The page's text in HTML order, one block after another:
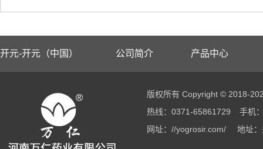
开元-开元（中国） 公司简介 产品中心
版权所有 Copyright © 2018-
热线：0371-65861729
手机
网址：//yogrosir.com/
地址